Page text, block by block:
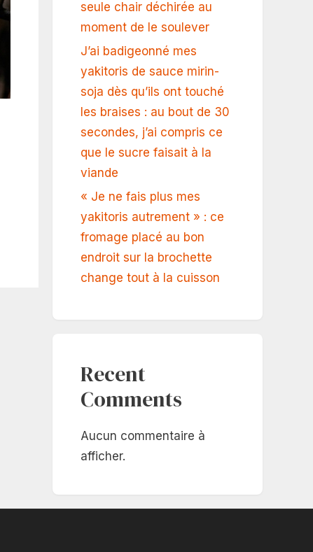
seule chair déchirée au
moment de le soulever
J’ai badigeonné mes
yakitoris de sauce mirin-
soja dès qu’ils ont touché
les braises : au bout de 30
secondes, j’ai compris ce
que le sucre faisait à la
viande
« Je ne fais plus mes
yakitoris autrement » : ce
fromage placé au bon
endroit sur la brochette
change tout à la cuisson
Recent
Comments
Aucun commentaire à
afficher.